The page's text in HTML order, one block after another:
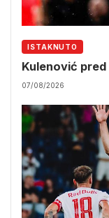
ISTAKNUTO
Kulenović
07/08/2026